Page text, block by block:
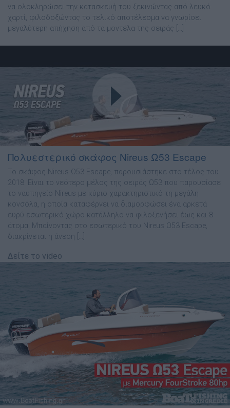
να ολοκληρώσει την κατασκευή του ξεκινώντας από λευκό
χαρτί, φιλοδοξώντας το τελικό αποτέλεσµα να γνωρίσει
µεγαλύτερη απήχηση από τα µοντέλα της σειράς […]
Πολυεστερικό σκάφος Nireus Ω53 Escape
Το σκάφος Nireus Ω53 Escape, παρουσιάστηκε στο τέλος του
2018. Είναι το νεότερο μέλος της σειράς Ω53 που παρουσίασε
το ναυπηγείο Nireus µε κύριο χαρακτηριστικό τη µεγάλη
κονσόλα, η οποία καταφέρνει να διαµορφώσει ένα αρκετά
ευρύ εσωτερικό χώρο κατάλληλο να φιλοξενήσει έως και 8
άτοµα. Μπαίνοντας στο εσωτερικό του Nireus Ω53 Escape,
διακρίνεται η άνεση […]
Δείτε το video